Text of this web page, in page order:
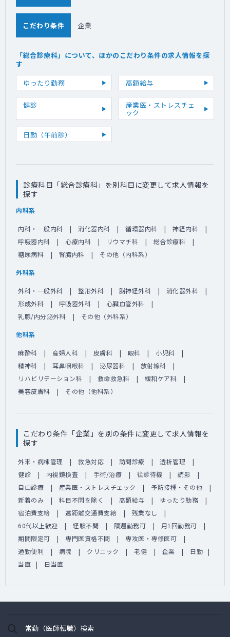
こだわり条件 企業
「総合診療科」について、ほかのこだわり条件の求人情報を探
す
ゆったり勤務
高額給与
健診 産業医・ストレスチェ
ック
日勤（午前診）
診療科目「総合診療科」を別科目に変更して求人情報を
探す
内科系
内科・一般内科 消化器内科 循環器内科
神経内科
呼吸器内科
心療内科 リウマチ科
総合診療科
糖尿病科
腎臓内科 その他（内科系）
外科系
外科・一般外科 整形外科 脳神経外科
消化器外科
形成外科
呼吸器外科
心臓血管外科
乳腺/内分泌外科
その他（外科系）
他科系
麻酔科 産婦人科 皮膚科 眼科
小児科
精神科
耳鼻咽喉科 泌尿器科
放射線科
リハビリテーション科
救命救急科
緩和ケア科
美容皮膚科
その他（他科系）
こだわり条件「企業」を別の条件に変更して求人情報を
探す
外来・病棟管理 救急対応 訪問診療
透析管理
健診
内視鏡検査 手術/治療 往診待機
読影
自由診療
産業医・ストレスチェック
予防接種・その他
新着のみ
科目不問を除く 高額給与
ゆったり勤務
宿泊費支給
遠距離交通費支給
残業なし
60代以上歓迎
経験不問 隔週勤務可
月1回勤務可
期間限定可
専門医資格不問
専攻医・専修医可
通勤便利
病院 クリニック 老健 企業
日勤
当直
日当直
常勤（医師転職）検索